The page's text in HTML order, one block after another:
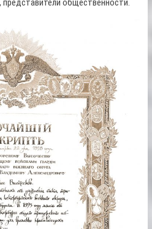
общественности.